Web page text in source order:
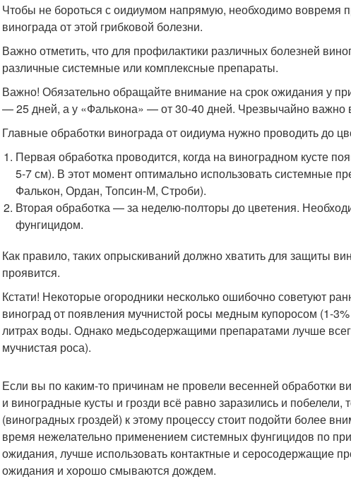
Чтобы не бороться с оидиумом напрямую, необходимо вовремя
винограда от этой грибковой болезни.
Важно отметить, что для профилактики различных болезней
различные системные или комплексные препараты.
Важно! Обязательно обращайте внимание на срок ожидания у
— 25 дней, а у «Фалькона» — от 30-40 дней. Чрезвычайно важно
Главные обработки винограда от оидиума нужно проводить до
Первая обработка проводится, когда на виноградном кусте
5-7 см). В этот момент оптимально использовать системные
Фалькон, Ордан, Топсин-М, Строби).
Вторая обработка — за неделю-полторы до цветения.
фунгицидом.
Как правило, таких опрыскиваний должно хватить для защиты
проявится.
Кстати! Некоторые огородники несколько ошибочно советуют
виноград от появления мучнистой росы медным купоросом (1-
литрах воды. Однако медьсодержащими препаратами лучше
мучнистая роса).
Если вы по каким-то причинам не провели весенней обработки
и виноградные кусты и грозди всё равно заразились и
(виноградных гроздей) к этому процессу стоит подойти более
время нежелательно применением системных фунгицидов по
ожидания, лучше использовать контактные и серосодержащие
ожидания и хорошо смываются дождем.